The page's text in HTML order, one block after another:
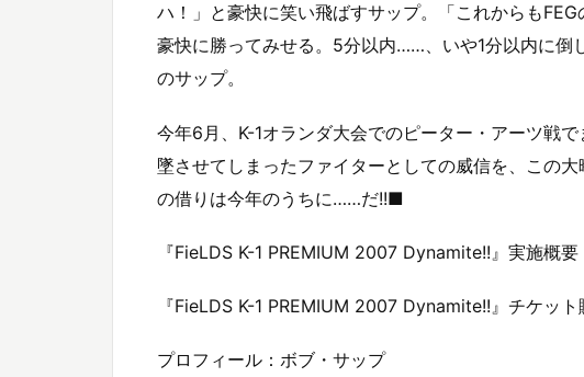
ハ！」と豪快に笑い飛ばすサップ。「これからも
豪快に勝ってみせる。5分以内……、いや1分以内に倒
のサップ。
今年6月、K-1オランダ大会でのピーター・アーツ戦
墜させてしまったファイターとしての威信を、この
の借りは今年のうちに……だ!!■
『FieLDS K-1 PREMIUM 2007 Dynamite!!』実施概要
『FieLDS K-1 PREMIUM 2007 Dynamite!!』チケット
プロフィール：ボブ・サップ